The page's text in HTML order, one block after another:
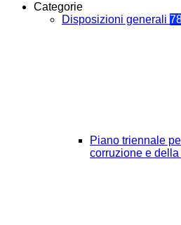
Categorie
Disposizioni generali
Piano triennale
corruzione e